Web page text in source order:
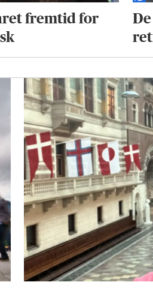
fremtid for